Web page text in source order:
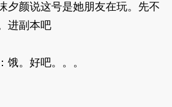
颜说这号是她朋友在玩。先不
进副本吧
。好吧。。。